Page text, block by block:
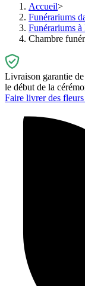
Accueil
Funérariums
Funérariums à
Chambre
Livraison garantie
le début de la
Faire livrer des fleurs